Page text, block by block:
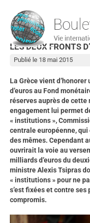
LES DEUX FRONTS
Publié le 18 mai 2015
La Grèce vient
d’euros au Fond
réserves auprès de
engagement lui permet
« institutions »,
centrale européenne,
des mêmes. Cependant
ouvrirait la voie au
milliards d’euros du
ministre Alexis Tsipras
« institutions » pour ne
s’est fixées et contre
compromis.